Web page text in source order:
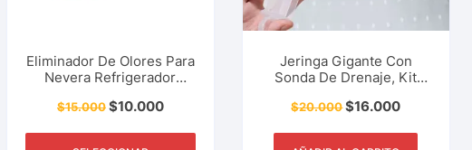
Eliminador De Olores Para
Nevera Refrigerador
Desodorante Carbón De
$15.000$10.000
Jeringa Gigante Con
Sonda De Drenaje, Kit
Mantenimiento De
Ducha, Nevecón.
$20.000$16.000